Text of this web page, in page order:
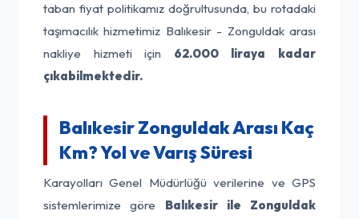
taban fiyat politikamız doğrultusunda, bu rotadaki
taşımacılık hizmetimiz Balıkesir - Zonguldak arası
nakliye hizmeti için 62.000 liraya kadar
çıkabilmektedir.
Balıkesir Zonguldak Arası Kaç
Km? Yol ve Varış Süresi
Karayolları Genel Müdürlüğü verilerine ve GPS
sistemlerimize göre Balıkesir ile Zonguldak